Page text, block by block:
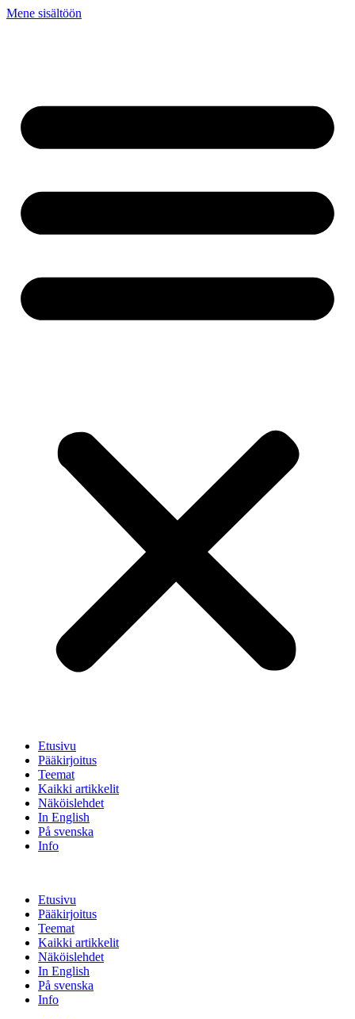
Mene sisältöön
Etusivu
Pääkirjoitus
Teemat
Kaikki artikkelit
Näköislehdet
In English
På svenska
Info
Etusivu
Pääkirjoitus
Teemat
Kaikki artikkelit
Näköislehdet
In English
På svenska
Info